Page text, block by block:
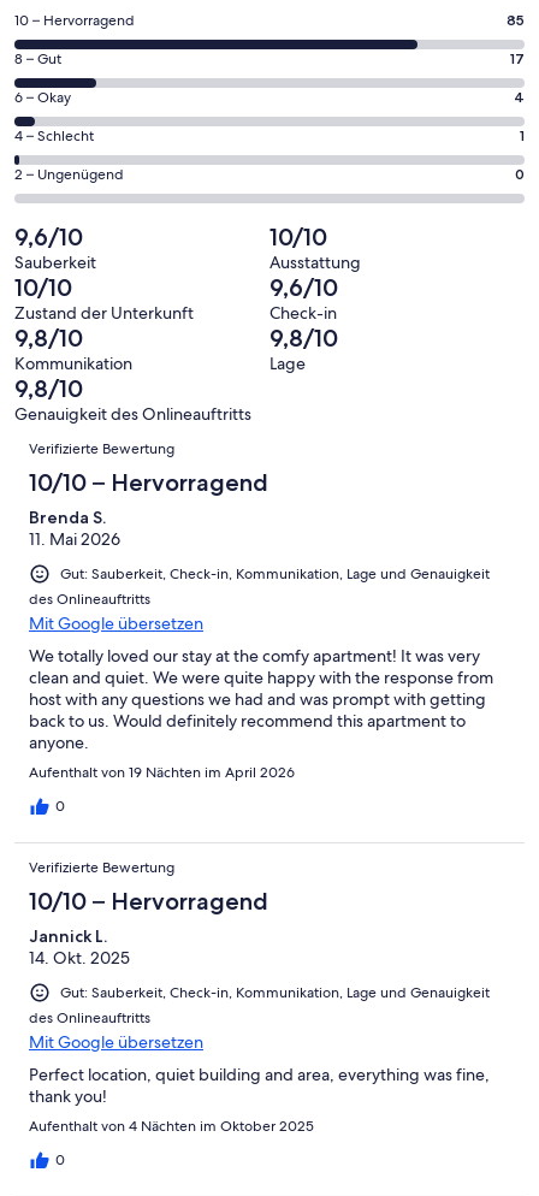
einem
neuen
Fenster
geöffnet
85
von
insgesamt
107
Gästebewertungen
haben
eine
Bewertung
von
10
-
Hervorragend
10 – Hervorragend 85
17
von
insgesamt
107
Gästebewertungen
haben
Bewertung
von
8
-
Gut
8 – Gut 17
4
von
insgesamt
107
Gästebewertungen
haben
eine
Bewertung
von
6
-
Okay
6 – Okay 4
1
von
insgesamt
Gästebewertungen
haben
eine
Bewertung
von
4
-
Schlecht
4 – Schlecht 1
0
von
insgesamt
107
Gästebewertungen
haben
eine
Bewertung
von
2
Ungenügend
2 – Ungenügend 0
9,6/10
Sauberkeit
10/10
Ausstattung
10/10
Zustand der Unterkunft
9,6/10
Check-in
9,8/10
Kommunikation
9,8/10
Lage
9,8/10
Genauigkeit des Onlineauftritts
Bewertungen
Verifizierte Bewertung
10/10 – Hervorragend
Brenda S.
11. Mai 2026
Gut: Sauberkeit, Check-in, Kommunikation, Lage und Genauigkeit
des Onlineauftritts
Mit Google übersetzen
We totally loved our stay at the comfy apartment! It was very
clean and quiet. We were quite happy with the response from
host with any questions we had and was prompt with getting
back to us. Would definitely recommend this apartment to
anyone.
Aufenthalt von 19 Nächten im April 2026
0
Verifizierte Bewertung
10/10 – Hervorragend
Jannick L.
14. Okt. 2025
Gut: Sauberkeit, Check-in, Kommunikation, Lage und Genauigkeit
des Onlineauftritts
Mit Google übersetzen
Perfect location, quiet building and area, everything was fine,
thank you!
Aufenthalt von 4 Nächten im Oktober 2025
0